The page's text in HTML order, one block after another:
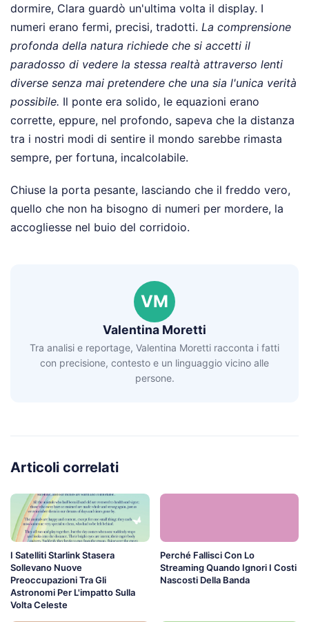
dormire, Clara guardò un'ultima volta il display. I
numeri erano fermi, precisi, tradotti. La comprensione
profonda della natura richiede che si accetti il
paradosso di vedere la stessa realtà attraverso lenti
diverse senza mai pretendere che una sia l'unica verità
possibile. Il ponte era solido, le equazioni erano
corrette, eppure, nel profondo, sapeva che la distanza
tra i nostri modi di sentire il mondo sarebbe rimasta
sempre, per fortuna, incalcolabile.
Chiuse la porta pesante, lasciando che il freddo vero,
quello che non ha bisogno di numeri per mordere, la
accogliesse nel buio del corridoio.
VM
Valentina Moretti
Tra analisi e reportage, Valentina Moretti racconta i fatti
con precisione, contesto e un linguaggio vicino alle
persone.
Articoli correlati
I Satelliti Starlink Stasera
Sollevano Nuove
Preoccupazioni Tra Gli
Astronomi Per L'impatto Sulla
Volta Celeste
Perché Fallisci Con Lo
Streaming Quando Ignori I Costi
Nascosti Della Banda